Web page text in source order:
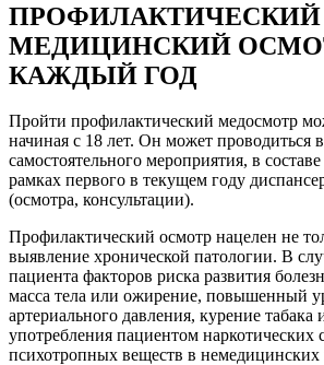
ПРОФИЛАКТИЧЕСКИЙ
МЕДИЦИНСКИЙ
КАЖДЫЙ ГОД
Пройти профилактический медосмотр
начиная с 18 лет. Он может проводиться в
самостоятельного мероприятия, в
рамках первого в текущем году
(осмотра, консультации).
Профилактический осмотр нацелен не
выявление хронической патологии. В
пациента факторов риска развития
масса тела или ожирение, повышенный
артериального давления, курение табака
употребления пациентом наркотических
психотропных веществ в немедицинских